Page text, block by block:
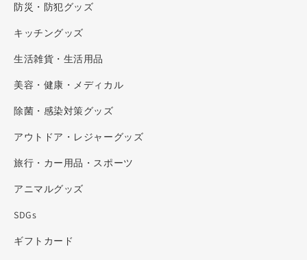
防災・防犯グッズ
キッチングッズ
生活雑貨・生活用品
美容・健康・メディカル
除菌・感染対策グッズ
アウトドア・レジャーグッズ
旅行・カー用品・スポーツ
アニマルグッズ
SDGs
ギフトカード